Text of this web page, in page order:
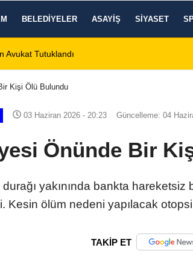
BELEDIYELER ASAYIŞ SIYASET
Balkondan Düştü
Kişi Ölü Bulundu
03 Haziran 2026 - 20:23 Güncelleme: 04
Önünde Bir
yakınında bankta hareketsiz
Kesin ölüm nedeni yapılacak
TAKİP ET